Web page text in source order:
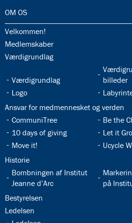
32.0:
OM OS
32.1:
Velkommen!
32.2:
Medlemskaber
32.3:
Værdigrundlag
32.4:
Værdigrundlag
32.5:
billeder
32.6:
Logo 32.7:
32.8:
Ansvar for medmennesket og verden
32.9:
CommuniTree 32.10:
Be the
32.11:
10 days of giving 32.12:
Let it
32.13:
Move it! 32.14:
Ucycle
32.15:
Historie
32.16:
Bombningen af Institut
Jeanne d’Arc
32.17:
på
32.18:
Bestyrelsen
32.19:
Ledelsen